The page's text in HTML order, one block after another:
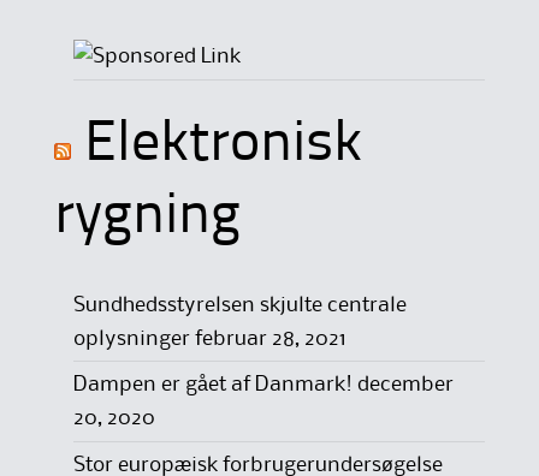
Elektronisk
rygning
Sundhedsstyrelsen skjulte centrale
oplysninger februar 28, 2021
Dampen er gået af Danmark! december
20, 2020
Stor europæisk forbrugerundersøgelse